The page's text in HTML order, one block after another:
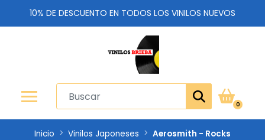
10% DE DESCUENTO EN TODOS LOS VINILOS NUEVOS
0
Inicio Vinilos Japoneses Aerosmith - Rocks